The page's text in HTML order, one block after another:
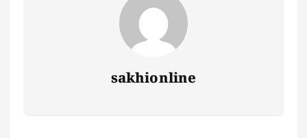
sakhionline